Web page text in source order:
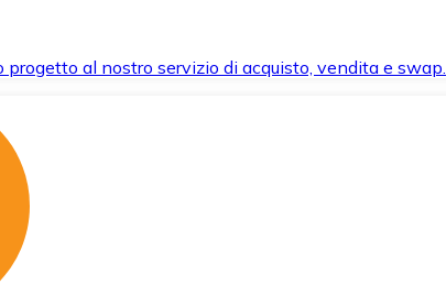
al nostro servizio di acquisto, vendita e swap.